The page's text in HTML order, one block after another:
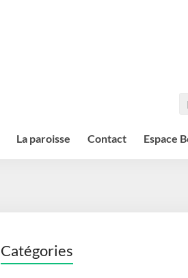
La paroisse Contact Espace
Catégories